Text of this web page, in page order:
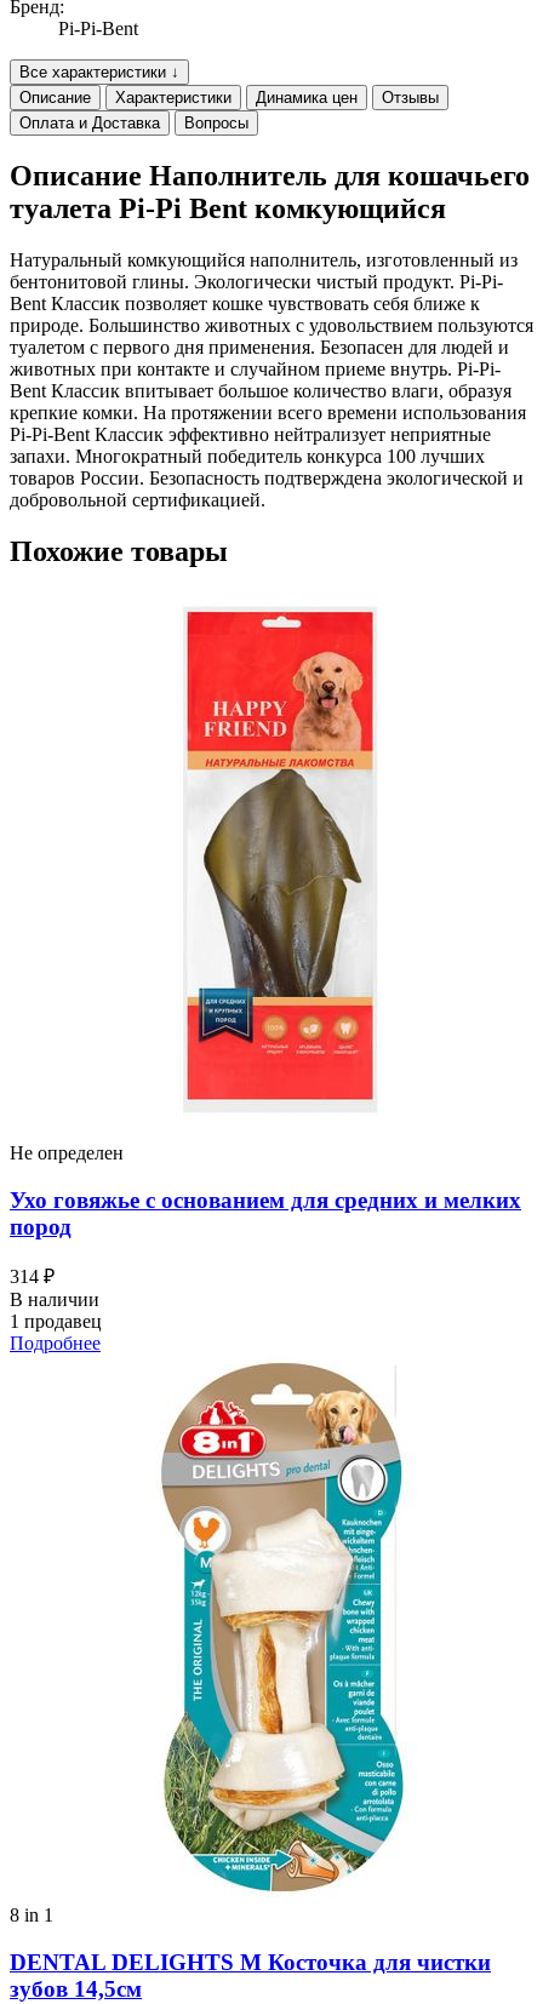
Бренд:
Pi-Pi-Bent
Все характеристики ↓
Описание
Характеристики Динамика цен
Отзывы
Оплата и Доставка
Вопросы
Описание Наполнитель для кошачьего
туалета Pi-Pi Bent комкующийся
Натуральный комкующийся наполнитель, изготовленный из
бентонитовой глины. Экологически чистый продукт. Pi-Pi-
Bent Классик позволяет кошке чувствовать себя ближе к
природе. Большинство животных с удовольствием пользуются
туалетом с первого дня применения. Безопасен для людей и
животных при контакте и случайном приеме внутрь. Pi-Pi-
Bent Классик впитывает большое количество влаги, образуя
крепкие комки. На протяжении всего времени использования
Pi-Pi-Bent Классик эффективно нейтрализует неприятные
запахи. Многократный победитель конкурса 100 лучших
товаров России. Безопасность подтверждена экологической и
добровольной сертификацией.
Похожие товары
Не определен
Ухо говяжье с основанием для средних и мелких
пород
314 ₽
В наличии
1 продавец
Подробнее
8 in 1
DENTAL DELIGHTS M Косточка для чистки
зубов 14,5см